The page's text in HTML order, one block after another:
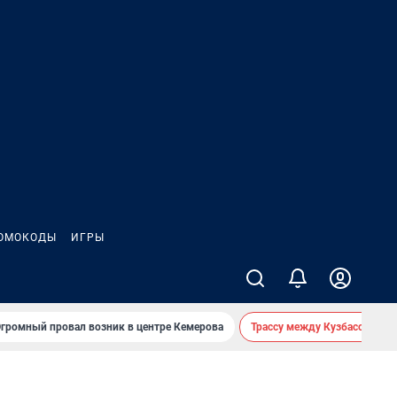
ИГРЫ
провал возник в центре Кемерова Трассу между Кузбассом и